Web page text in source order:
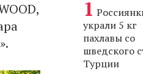
украли 5 кг
пахлавы со
шведского
Турции